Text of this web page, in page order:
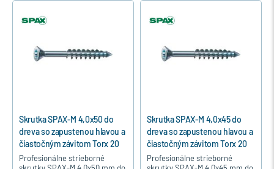
Skrutka SPAX-M 4,0x50 do
dreva so zapustenou hlavou a
čiastočným závitom Torx 20
Profesionálne strieborné
Skrutka SPAX-M 4,0x45 do
dreva so zapustenou hlavou a
čiastočným závitom Torx 20
Profesionálne strieborné